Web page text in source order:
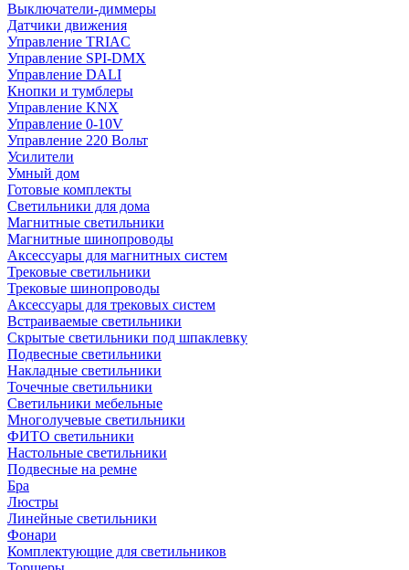
Выключатели-диммеры
Датчики движения
Управление TRIAC
Управление SPI-DMX
Управление DALI
Кнопки и тумблеры
Управление KNX
Управление 0-10V
Управление 220 Вольт
Усилители
Умный дом
Готовые комплекты
Светильники для дома
Магнитные светильники
Магнитные шинопроводы
Аксессуары для магнитных систем
Трековые светильники
Трековые шинопроводы
Аксессуары для трековых систем
Встраиваемые светильники
Скрытые светильники под шпаклевку
Подвесные светильники
Накладные светильники
Точечные светильники
Светильники мебельные
Многолучевые светильники
ФИТО светильники
Настольные светильники
Подвесные на ремне
Бра
Люстры
Линейные светильники
Фонари
Комплектующие для светильников